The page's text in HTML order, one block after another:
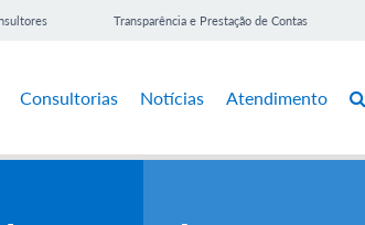
Transparência e Prestação de Contas
Consultorias Notícias Atendimento